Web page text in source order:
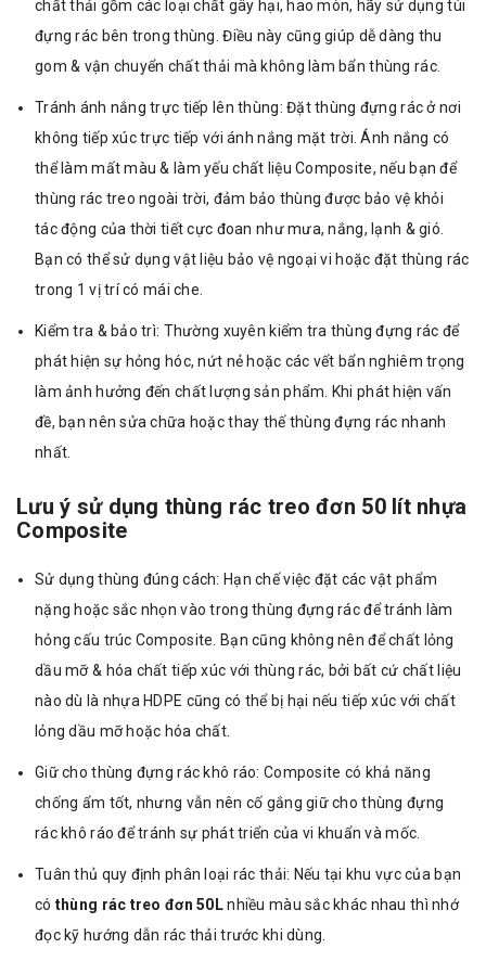
chất thải gồm các loại chất gây hại, hao mòn, hãy sử dụng túi
đựng rác bên trong thùng. Điều này cũng giúp dễ dàng thu
gom & vận chuyển chất thải mà không làm bẩn thùng rác.
Tránh ánh nắng trực tiếp lên thùng: Đặt thùng đựng rác ở nơi
không tiếp xúc trực tiếp với ánh nắng mặt trời. Ánh nắng có
thể làm mất màu & làm yếu chất liệu Composite, nếu bạn để
thùng rác treo ngoài trời, đảm bảo thùng được bảo vệ khỏi
tác động của thời tiết cực đoan như mưa, nắng, lạnh & gió.
Bạn có thể sử dụng vật liệu bảo vệ ngoại vi hoặc đặt thùng rác
trong 1 vị trí có mái che.
Kiểm tra & bảo trì: Thường xuyên kiểm tra thùng đựng rác để
phát hiện sự hỏng hóc, nứt nẻ hoặc các vết bẩn nghiêm trọng
làm ảnh hưởng đến chất lượng sản phẩm. Khi phát hiện vấn
đề, bạn nên sửa chữa hoặc thay thế thùng đựng rác nhanh
nhất.
Lưu ý sử dụng thùng rác treo đơn 50 lít nhựa
Composite
Sử dụng thùng đúng cách: Hạn chế việc đặt các vật phẩm
nặng hoặc sắc nhọn vào trong thùng đựng rác để tránh làm
hỏng cấu trúc Composite. Bạn cũng không nên để chất lỏng
dầu mỡ & hóa chất tiếp xúc với thùng rác, bởi bất cứ chất liệu
nào dù là nhựa HDPE cũng có thể bị hại nếu tiếp xúc với chất
lỏng dầu mỡ hoặc hóa chất.
Giữ cho thùng đựng rác khô ráo: Composite có khả năng
chống ẩm tốt, nhưng vẫn nên cố gắng giữ cho thùng đựng
rác khô ráo để tránh sự phát triển của vi khuẩn và mốc.
Tuân thủ quy định phân loại rác thải: Nếu tại khu vực của bạn
có thùng rác treo đơn 50Lnhiều màu sắc khác nhau thì nhớ
đọc kỹ hướng dẫn rác thải trước khi dùng.